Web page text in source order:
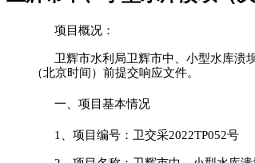
项目概况：
卫辉市水利局卫辉市中、小型水库溃
（北京时间） 前提交响应文件。
一、项目基本情况
1、项目编号： 卫交采2022TP052号